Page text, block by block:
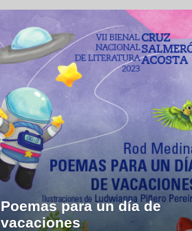
Poemas para un día de
vacaciones